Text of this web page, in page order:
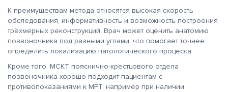
К преимуществам метода относятся высокая скорость
обследования, информативность и возможность построения
трёхмерных реконструкций. Врач может оценить анатомию
позвоночника под разными углами, что помогает точнее
определить локализацию патологического процесса.
Кроме того, МСКТ пояснично-крестцового отдела
позвоночника хорошо подходит пациентам с
противопоказаниями к МРТ, например при наличии